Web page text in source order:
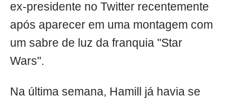
ex-presidente no Twitter recentemente
após aparecer em uma montagem com
um sabre de luz da franquia "Star
Wars".
Na última semana, Hamill já havia se